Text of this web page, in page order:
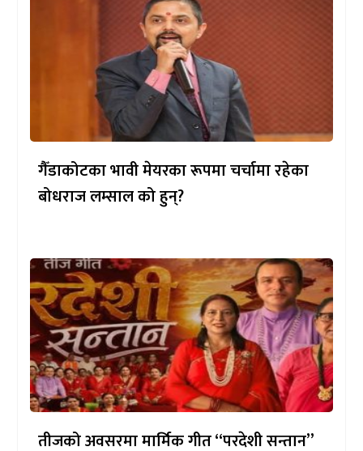
गैँडाकोटका भावी मेयरका रूपमा चर्चामा रहेका
बोधराज लम्साल को हुन्?
तीजको अवसरमा मार्मिक गीत “परदेशी सन्तान”